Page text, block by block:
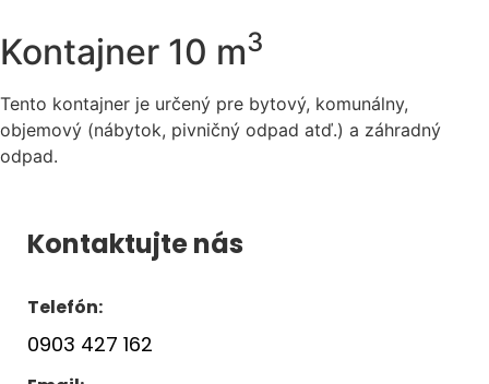
Kontajner 10 m3
Tento kontajner je určený pre bytový, komunálny,
objemový (nábytok, pivničný odpad atď.) a záhradný
odpad.
Kontaktujte nás
Telefón:
0903 427 162